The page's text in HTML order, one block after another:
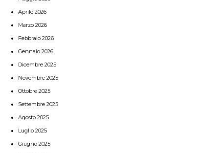
Aprile 2026
Marzo 2026
Febbraio 2026
Gennaio 2026
Dicembre 2025
Novembre 2025
Ottobre 2025
Settembre 2025
Agosto 2025
Luglio 2025
Giugno 2025